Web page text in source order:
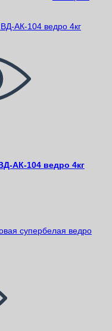
АК-104 ведро 4кг